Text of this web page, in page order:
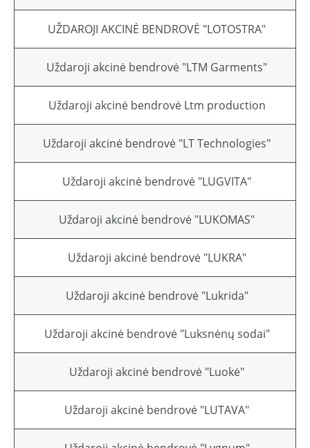
UŽDAROJI AKCINĖ BENDROVĖ "LOTOSTRA"
Uždaroji akcinė bendrovė "LTM Garments"
Uždaroji akcinė bendrovė Ltm production
Uždaroji akcinė bendrovė "LT Technologies"
Uždaroji akcinė bendrovė "LUGVITA"
Uždaroji akcinė bendrovė "LUKOMAS"
Uždaroji akcinė bendrovė "LUKRA"
Uždaroji akcinė bendrovė "Lukrida"
Uždaroji akcinė bendrovė "Luksnėnų sodai"
Uždaroji akcinė bendrovė "Luokė"
Uždaroji akcinė bendrovė "LUTAVA"